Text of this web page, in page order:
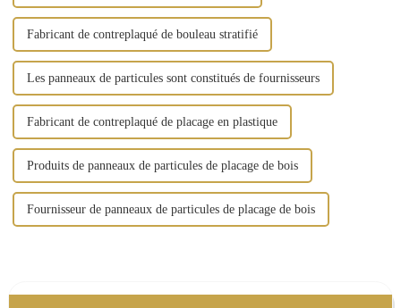
Fabricant de contreplaqué de bouleau stratifié
Les panneaux de particules sont constitués de fournisseurs
Fabricant de contreplaqué de placage en plastique
Produits de panneaux de particules de placage de bois
Fournisseur de panneaux de particules de placage de bois